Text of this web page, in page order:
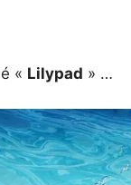
« Lilypad » …